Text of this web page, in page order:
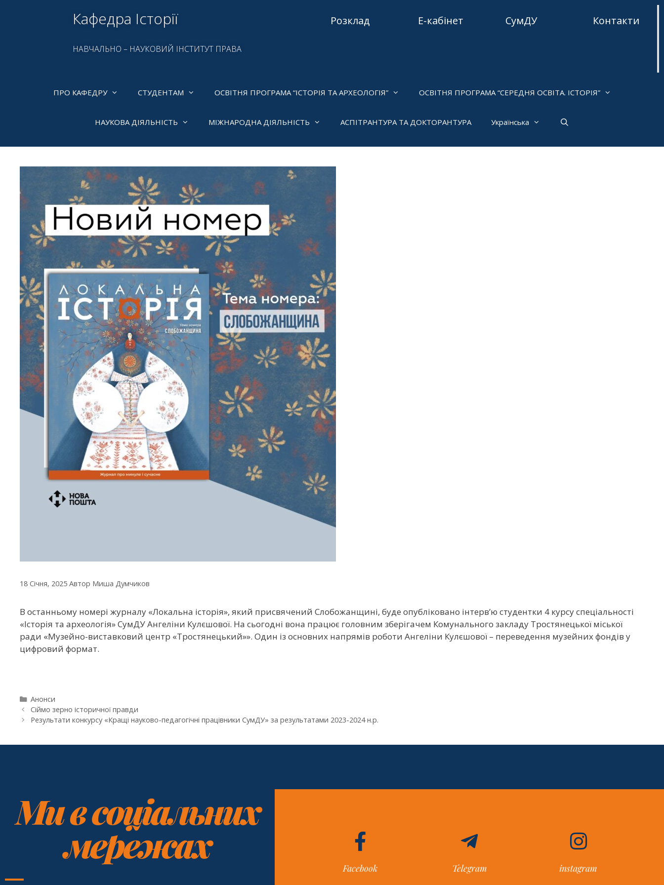
Кафедра Історії
НАВЧАЛЬНО – НАУКОВИЙ ІНСТИТУТ ПРАВА
Розклад Е-кабінет СумДУ Контакти
ПРО КАФЕДРУ СТУДЕНТАМ ОСВІТНЯ ПРОГРАМА “ІСТОРІЯ ТА АРХЕОЛОГІЯ” ОСВІТНЯ ПРОГРАМА “СЕРЕДНЯ ОСВІТА. ІСТОРІЯ”
НАУКОВА ДІЯЛЬНІСТЬ МІЖНАРОДНА ДІЯЛЬНІСТЬ АСПІТРАНТУРА ТА ДОКТОРАНТУРА Українська
18 Січня, 2025 Автор Миша Думчиков
В останньому номері журналу «Локальна історія», який присвячений Слобожанщині, буде опубліковано інтерв’ю студентки 4 курсу спеціальності
«Історія та археологія» СумДУ Ангеліни Кулєшової. На сьогодні вона працює головним зберігачем Комунального закладу Тростянецької міської
ради «Музейно-виставковий центр «Тростянецький»». Один із основних напрямів роботи Ангеліни Кулєшової – переведення музейних фондів у
цифровий формат.
Анонси
Сіймо зерно історичної правди
Результати конкурсу «Кращі науково-педагогічні працівники СумДУ» за результатами 2023-2024 н.р.
Ми в соціальних
мережах
Facebook Telegram instagram